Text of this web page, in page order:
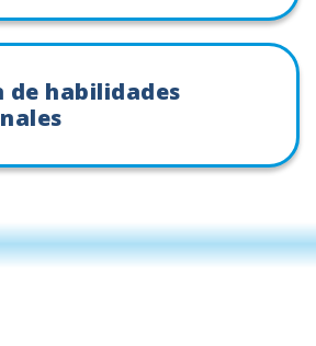
de habilidades